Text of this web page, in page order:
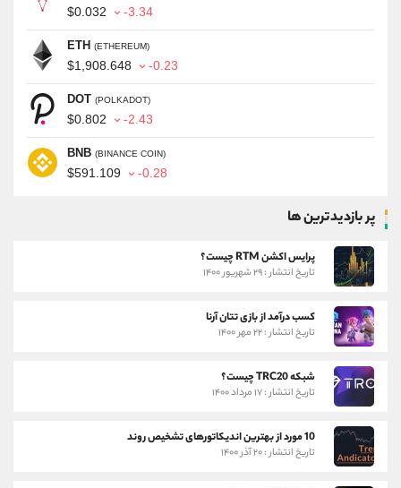
$0.032 -3.34
ETH (ETHEREUM)
$1,908.648 -0.23
DOT (POLKADOT)
$0.802 -2.43
BNB (BINANCE COIN)
$591.109 -0.28
پر بازدیدترین ها
پرایس اکشن RTM چیست؟
تاریخ انتشار : ۲۹ شهریور ۱۴۰۰
کسب درآمد از بازی تتان آرنا
تاریخ انتشار : ۲۲ مهر ۱۴۰۰
شبکه TRC20 چیست؟
تاریخ انتشار : ۱۷ مرداد ۱۴۰۰
10 مورد از بهترین اندیکاتورهای تشخیص روند
تاریخ انتشار : ۲۰ آذر ۱۴۰۰